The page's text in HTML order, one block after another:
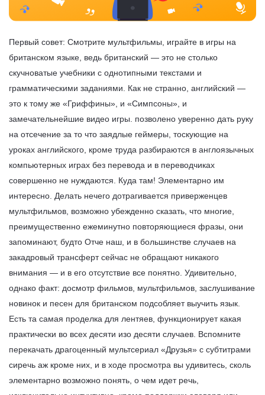
Первый совет: Смотрите мультфильмы, играйте в игры на
британском языке, ведь британский — это не столько
скучноватые учебники с однотипными текстами и
грамматическими заданиями. Как не странно, английский —
это к тому же «Гриффины», и «Симпсоны», и
замечательнейшие видео игры. позволено уверенно дать руку
на отсечение за то что заядлые геймеры, тоскующие на
уроках английского, кроме труда разбираются в англоязычных
компьютерных играх без перевода и в переводчиках
совершенно не нуждаются. Куда там! Элементарно им
интересно. Делать нечего дотрагивается приверженцев
мультфильмов, возможно убежденно сказать, что многие,
преимущественно ежеминутно повторяющиеся фразы, они
запоминают, будто Отче наш, и в большинстве случаев на
закадровый трансферт сейчас не обращают никакого
внимания — и в его отсутствие все понятно. Удивительно,
однако факт: досмотр фильмов, мультфильмов, заслушивание
новинок и песен для британском подсобляет выучить язык.
Есть та самая проделка для лентяев, функционирует какая
практически во всех десяти изо десяти случаев. Вспомните
перекачать драгоценный мультсериал «Друзья» с субтитрами
сиречь аж кроме них, и в ходе просмотра вы удивитесь, сколь
элементарно возможно понять, о чем идет речь,